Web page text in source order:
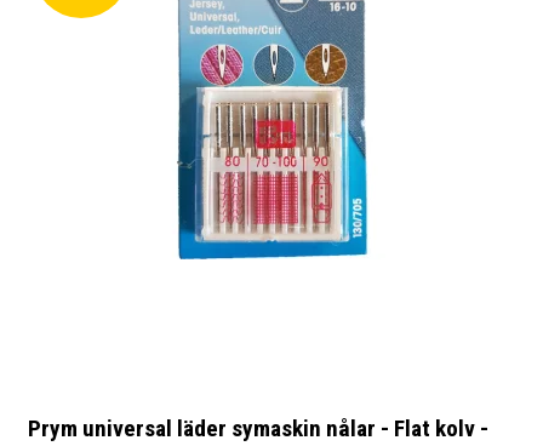
Prym universal läder symaskin nålar - Flat kolv -